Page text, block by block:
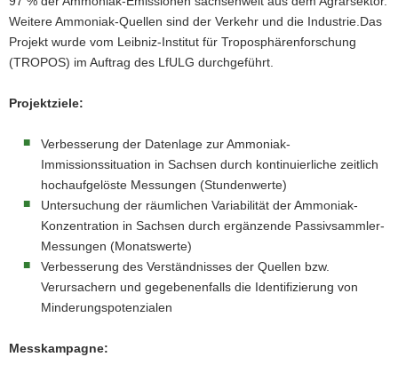
Weitere Ammoniak-Quellen sind der Verkehr und die Industrie.Das
Projekt wurde vom Leibniz-Institut für Troposphärenforschung
(TROPOS) im Auftrag des LfULG durchgeführt.
Projektziele:
Verbesserung der Datenlage zur Ammoniak-
Immissionssituation in Sachsen durch kontinuierliche zeitlich
hochaufgelöste Messungen (Stundenwerte)
Untersuchung der räumlichen Variabilität der Ammoniak-
Konzentration in Sachsen durch ergänzende Passivsammler-
Messungen (Monatswerte)
Verbesserung des Verständnisses der Quellen bzw.
Verursachern und gegebenenfalls die Identifizierung von
Minderungspotenzialen
Messkampagne: